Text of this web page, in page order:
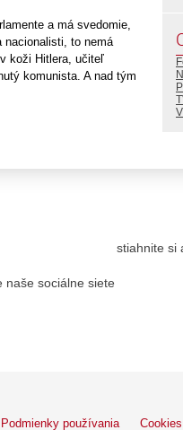
a má svedomie,
nacionalisti, to nemá
koži Hitlera, učiteľ
komunista. A nad tým
naše sociálne siete
stiahnite si
Podmienky používania Cookies